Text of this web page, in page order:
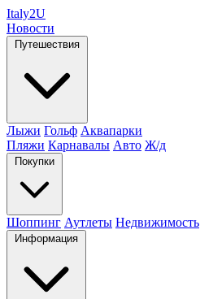
Italy2U
Новости
Путешествия
Лыжи Гольф Аквапарки
Пляжи Карнавалы Авто Ж/д
Покупки
Шоппинг Аутлеты Недвижимость
Информация